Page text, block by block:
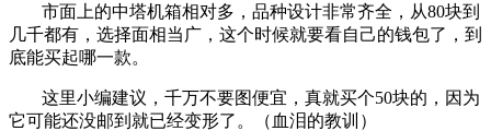
市面上的中塔机箱相对多，品种设计非常齐全，从80块到
几千都有，选择面相当广，这个时候就要看自己的钱包了，到
底能买起哪一款。
这里小编建议，千万不要图便宜，真就买个50块的，因为
它可能还没邮到就已经变形了。（血泪的教训）